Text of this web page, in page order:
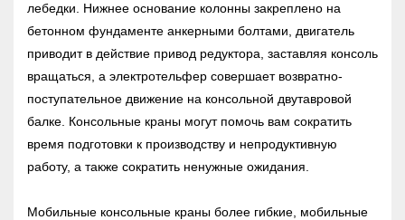
лебедки. Нижнее основание колонны закреплено на
бетонном фундаменте анкерными болтами, двигатель
приводит в действие привод редуктора, заставляя консоль
вращаться, а электротельфер совершает возвратно-
поступательное движение на консольной двутавровой
балке. Консольные краны могут помочь вам сократить
время подготовки к производству и непродуктивную
работу, а также сократить ненужные ожидания.
Мобильные консольные краны более гибкие, мобильные